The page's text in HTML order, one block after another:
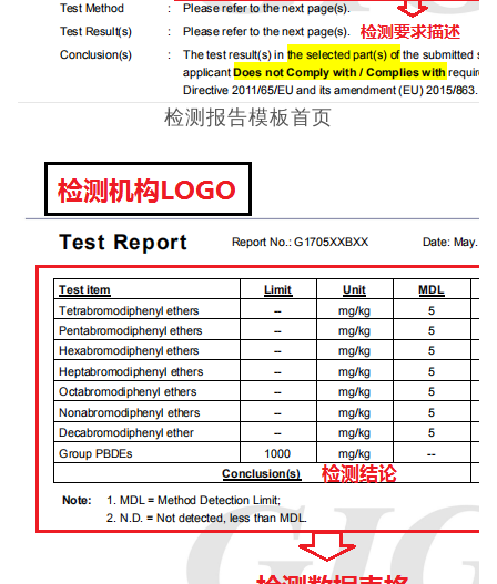
美国认证
CCC认证
其它认证
收起菜单
©Danotest.Com
检测报告模板首页